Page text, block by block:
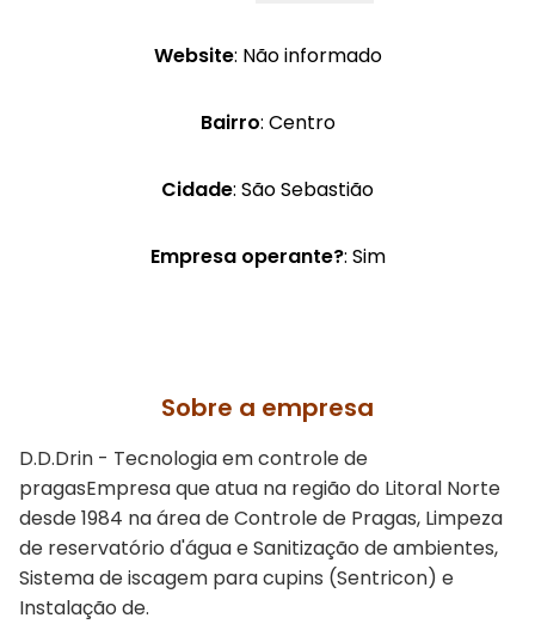
Website: Não informado
Bairro: Centro
Cidade: São Sebastião
Empresa operante?: Sim
Sobre a empresa
D.D.Drin - Tecnologia em controle de
pragasEmpresa que atua na região do Litoral Norte
desde 1984 na área de Controle de Pragas, Limpeza
de reservatório d'água e Sanitização de ambientes,
Sistema de iscagem para cupins (Sentricon) e
Instalação de.